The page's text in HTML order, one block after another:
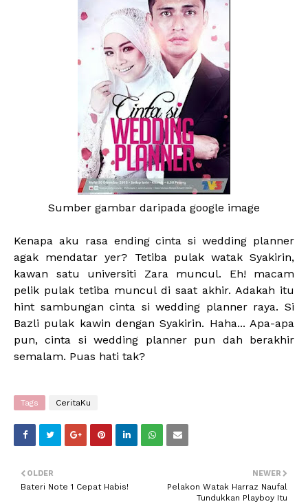
Sumber gambar daripada google image
Kenapa aku rasa ending cinta si wedding planner
agak mendatar yer? Tetiba pulak watak Syakirin,
kawan satu universiti Zara muncul. Eh! macam
pelik pulak tetiba muncul di saat akhir. Adakah itu
hint sambungan cinta si wedding planner raya. Si
Bazli pulak kawin dengan Syakirin. Haha... Apa-apa
pun, cinta si wedding planner pun dah berakhir
semalam. Puas hati tak?
Tags CeritaKu
NEWER
Pelakon Watak Harraz Naufal
Tundukkan Playboy Itu
OLDER
Bateri Note 1 Cepat Habis!